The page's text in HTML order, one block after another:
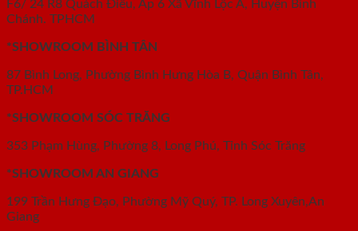
F6/ 24 R8 Quách Điêu, Ấp 6 Xã Vĩnh Lộc A, Huyện Bình
Chánh. TPHCM
*SHOWROOM BÌNH TÂN
87 Bình Long, Phường Bình Hưng Hòa B, Quận Bình Tân,
TP.HCM
*SHOWROOM SÓC TRĂNG
353 Phạm Hùng, Phường 8, Long Phú, Tỉnh Sóc Trăng
*SHOWROOM AN GIANG
199 Trần Hưng Đạo, Phường Mỹ Quý, TP. Long Xuyên,An
Giang